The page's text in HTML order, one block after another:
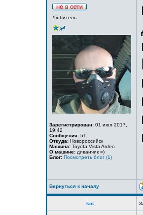
Любитель
Зарегистрирован: 01 июл 2017,
19:42
Сообщения: 51
Откуда: Новороссийск
Машина: Toyota Vista Ardeo
О машине: диванчик =)
Блог: Посмотреть блог (1)
Вернуться к началу
kot_